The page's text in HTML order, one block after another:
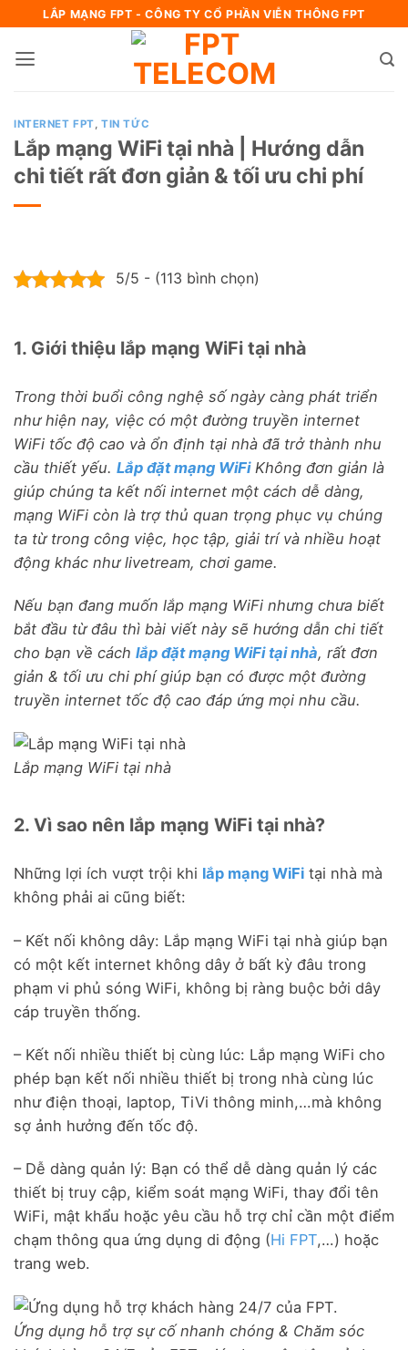
nội
LẮP MẠNG FPT - CÔNG TY CỔ PHẦN VIỄN THÔNG FPT
INTERNET FPT,TIN TỨC
Lắp mạng WiFi tại nhà | Hướng dẫn
chi tiết rất đơn giản & tối ưu chi phí
5/5 - (113 bình chọn)
1. Giới thiệu lắp mạng WiFi tại nhà
Trong thời buổi công nghệ số ngày càng phát triển
như hiện nay, việc có một đường truyền internet
WiFi tốc độ cao và ổn định tại nhà đã trở thành nhu
cầu thiết yếu. Lắp đặt mạng WiFiKhông đơn giản là
giúp chúng ta kết nối internet một cách dễ dàng,
mạng WiFi còn là trợ thủ quan trọng phục vụ chúng
ta từ trong công việc, học tập, giải trí và nhiều hoạt
động khác như livetream, chơi game.
Nếu bạn đang muốn lắp mạng WiFi nhưng chưa biết
bắt đầu từ đâu thì bài viết này sẽ hướng dẫn chi tiết
cho bạn về cách lắp đặt mạng WiFi tại nhà, rất đơn
giản & tối ưu chi phígiúp bạn có được một đường
truyền internet tốc độ cao đáp ứng mọi nhu cầu.
Lắp mạng WiFi tại nhà
2. Vì sao nên lắp mạng WiFi tại nhà?
Những lợi ích vượt trội khi lắp mạng WiFi tại nhà mà
không phải ai cũng biết:
– Kết nối không dây: Lắp mạng WiFi tại nhà giúp bạn
có một kết internet không dây ở bất kỳ đâu trong
phạm vi phủ sóng WiFi, không bị ràng buộc bởi dây
cáp truyền thống.
– Kết nối nhiều thiết bị cùng lúc: Lắp mạng WiFi cho
phép bạn kết nối nhiều thiết bị trong nhà cùng lúc
như điện thoại, laptop, TiVi thông minh,…mà không
sợ ảnh hưởng đến tốc độ.
– Dễ dàng quản lý: Bạn có thể dễ dàng quản lý các
thiết bị truy cập, kiểm soát mạng WiFi, thay đổi tên
WiFi, mật khẩu hoặc yêu cầu hỗ trợ chỉ cần một điểm
chạm thông qua ứng dụng di động (Hi FPT,…) hoặc
trang web.
Ứng dụng hỗ trợ sự cố nhanh chóng & Chăm sóc